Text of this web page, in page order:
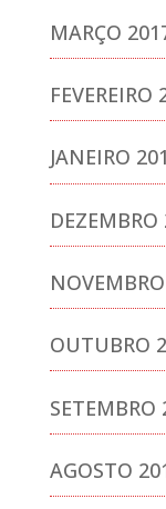
MARÇO
FEVEREIRO
JANEIRO
DEZEMBRO
OUTUBRO
SETEMBRO
AGOSTO